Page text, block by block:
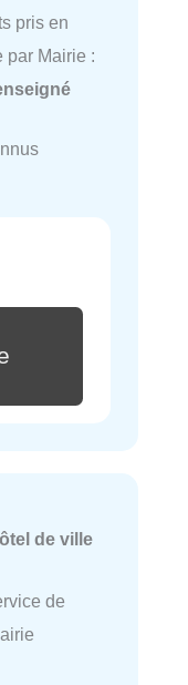
pris en
par Mairie :
de ville
de